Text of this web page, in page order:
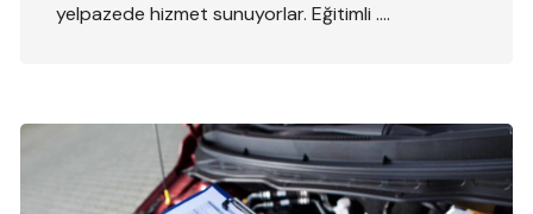
yelpazede hizmet sunuyorlar. Eğitimli ….